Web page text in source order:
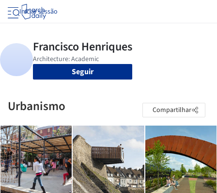
Iniciar sessão
Seguir
Urbanismo Compartilhar